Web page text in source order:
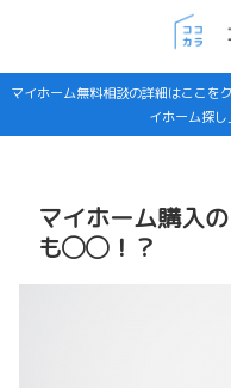
マイホーム無料相談の詳細はここを
イホーム探し
マイホーム購入
も◯◯！？